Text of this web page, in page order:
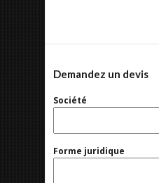
Demandez un devis
Société
Forme juridique